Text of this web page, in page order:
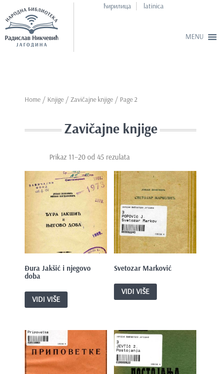
ћирилица latinica
Home / Knjige / Zavičajne knjige / Page 2
Zavičajne knjige
Prikaz 11–20 od 45 rezulata
Đura Jakšić i njegovo
doba
VIDI VIŠE
Svetozar Marković
VIDI VIŠE